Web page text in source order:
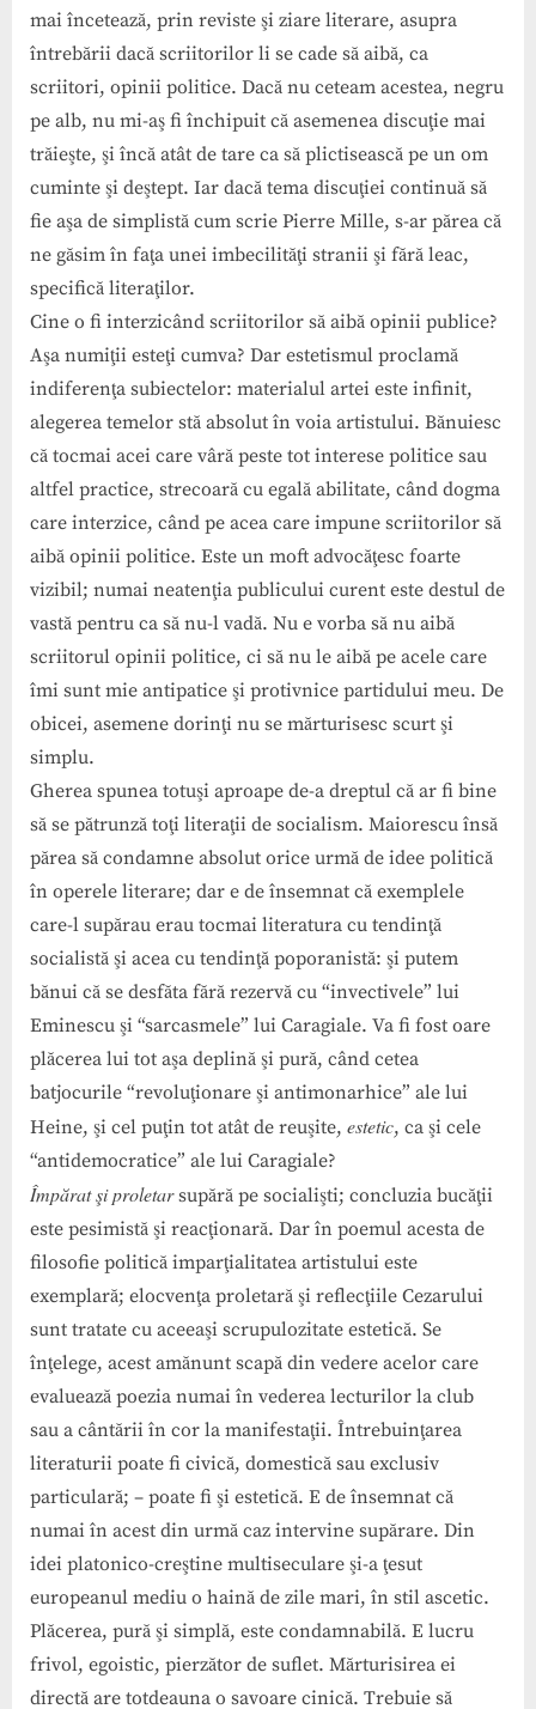
mai încetează, prin reviste şi ziare literare, asupra
întrebării dacă scriitorilor li se cade să aibă, ca
scriitori, opinii politice. Dacă nu ceteam acestea, negru
pe alb, nu mi-aş fi închipuit că asemenea discuţie mai
trăieşte, şi încă atât de tare ca să plictisească pe un om
cuminte şi deştept. Iar dacă tema discuţiei continuă să
fie aşa de simplistă cum scrie Pierre Mille, s-ar părea că
ne găsim în faţa unei imbecilităţi stranii şi fără leac,
specifică literaţilor.
Cine o fi interzicând scriitorilor să aibă opinii publice?
Aşa numiţii esteţi cumva? Dar estetismul proclamă
indiferenţa subiectelor: materialul artei este infinit,
alegerea temelor stă absolut în voia artistului. Bănuiesc
că tocmai acei care vâră peste tot interese politice sau
altfel practice, strecoară cu egală abilitate, când dogma
care interzice, când pe acea care impune scriitorilor să
aibă opinii politice. Este un moft advocăţesc foarte
vizibil; numai neatenţia publicului curent este destul de
vastă pentru ca să nu-l vadă. Nu e vorba să nu aibă
scriitorul opinii politice, ci să nu le aibă pe acele care
îmi sunt mie antipatice şi protivnice partidului meu. De
obicei, asemene dorinţi nu se mărturisesc scurt şi
simplu.
Gherea spunea totuşi aproape de-a dreptul că ar fi bine
să se pătrunză toţi literaţii de socialism. Maiorescu însă
părea să condamne absolut orice urmă de idee politică
în operele literare; dar e de însemnat că exemplele
care-l supărau erau tocmai literatura cu tendinţă
socialistă şi acea cu tendinţă poporanistă: şi putem
bănui că se desfăta fără rezervă cu “invectivele” lui
Eminescu şi “sarcasmele” lui Caragiale. Va fi fost oare
plăcerea lui tot aşa deplină şi pură, când cetea
batjocurile “revoluţionare şi antimonarhice” ale lui
Heine, şi cel puţin tot atât de reuşite, estetic, ca şi cele
“antidemocratice” ale lui Caragiale?
Împărat şi proletarsupără pe socialişti; concluzia bucăţii
este pesimistă şi reacţionară. Dar în poemul acesta de
filosofie politică imparţialitatea artistului este
exemplară; elocvenţa proletară şi reflecţiile Cezarului
sunt tratate cu aceeaşi scrupulozitate estetică. Se
înţelege, acest amănunt scapă din vedere acelor care
evaluează poezia numai în vederea lecturilor la club
sau a cântării în cor la manifestaţii. Întrebuinţarea
literaturii poate fi civică, domestică sau exclusiv
particulară; – poate fi şi estetică. E de însemnat că
numai în acest din urmă caz intervine supărare. Din
idei platonico-creştine multiseculare şi-a ţesut
europeanul mediu o haină de zile mari, în stil ascetic.
Plăcerea, pură şi simplă, este condamnabilă. E lucru
frivol, egoistic, pierzător de suflet. Mărturisirea ei
directă are totdeauna o savoare cinică. Trebuie să